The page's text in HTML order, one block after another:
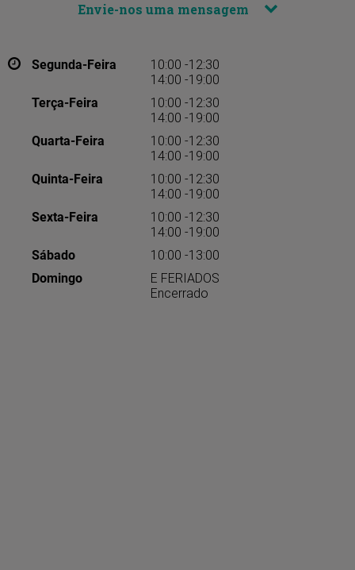
Envie-nos uma mensagem
Segunda-Feira
10:00 -12:30
14:00 -19:00
Terça-Feira
10:00 -12:30
14:00 -19:00
Quarta-Feira
10:00 -12:30
14:00 -19:00
Quinta-Feira
10:00 -12:30
14:00 -19:00
Sexta-Feira
10:00 -12:30
14:00 -19:00
Sábado
10:00 -13:00
Domingo
E FERIADOS
Encerrado